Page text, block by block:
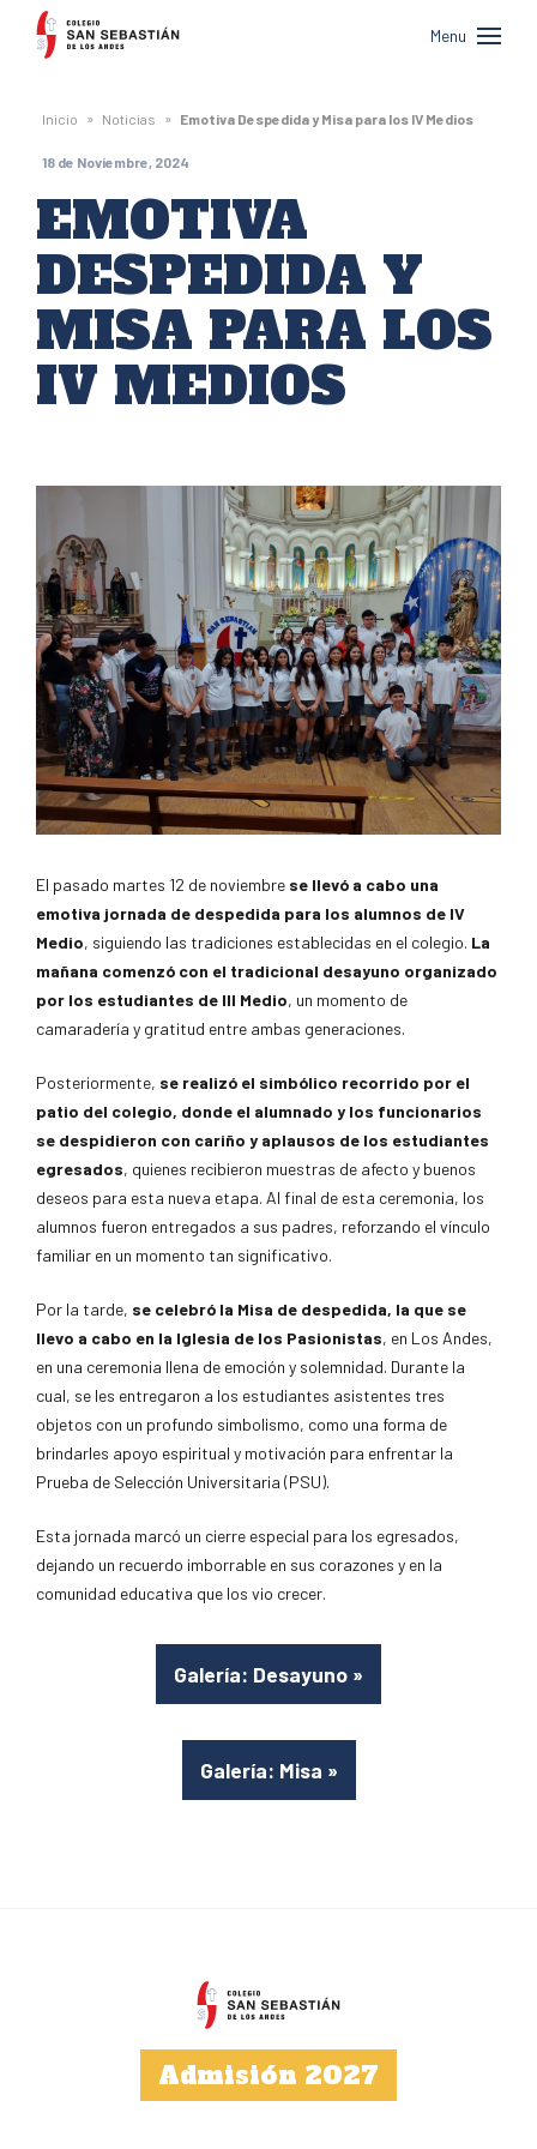
Colegio
San
Sebastián
de
Los
Andes
Menu
Inicio » Noticias » Emotiva Despedida y Misa para los IV Medios
18 de Noviembre, 2024
EMOTIVA
DESPEDIDA Y
MISA PARA LOS
IV MEDIOS
El pasado martes 12 de noviembre se llevó a cabo una
emotiva jornada de despedida para los alumnos de IV
Medio, siguiendo las tradiciones establecidas en el colegio. La
mañana comenzó con el tradicional desayuno organizado
por los estudiantes de III Medio, un momento de
camaradería y gratitud entre ambas generaciones.
Posteriormente, se realizó el simbólico recorrido por el
patio del colegio, donde el alumnado y los funcionarios
se despidieron con cariño y aplausos de los estudiantes
egresados, quienes recibieron muestras de afecto y buenos
deseos para esta nueva etapa. Al final de esta ceremonia, los
alumnos fueron entregados a sus padres, reforzando el vínculo
familiar en un momento tan significativo.
Por la tarde, se celebró la Misa de despedida, la que se
llevo a cabo en la Iglesia de los Pasionistas, en Los Andes,
en una ceremonia llena de emoción y solemnidad. Durante la
cual, se les entregaron a los estudiantes asistentes tres
objetos con un profundo simbolismo, como una forma de
brindarles apoyo espiritual y motivación para enfrentar la
Prueba de Selección Universitaria (PSU).
Esta jornada marcó un cierre especial para los egresados,
dejando un recuerdo imborrable en sus corazones y en la
comunidad educativa que los vio crecer.
Galería: Desayuno »
Galería: Misa »
Admisión 2027